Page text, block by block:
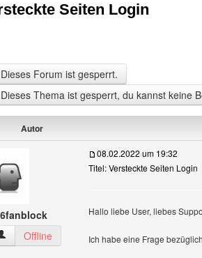
Seiten Login
Dieses Forum ist gesperrt.
Dieses Thema ist gesperrt, du kannst keine
Autor
Benutzer-Profile anzeigen
Offline
08.02.2022 um 19:32
Titel: Versteckte Seiten Login
Hallo liebe User, liebes
Ich habe eine Frage